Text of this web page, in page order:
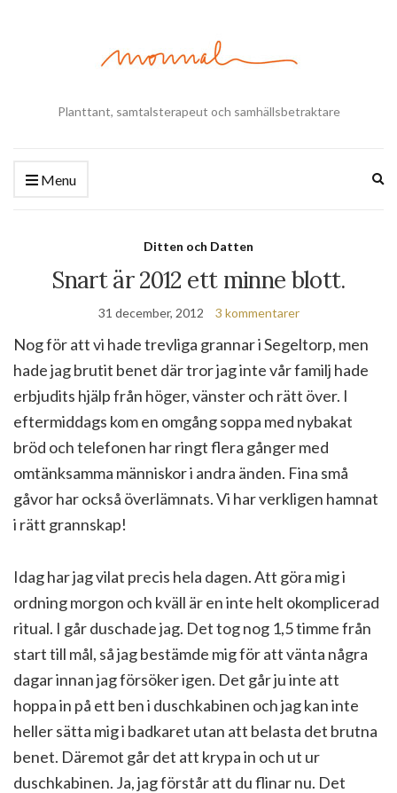
Planttant, samtalsterapeut och samhällsbetraktare
Menu
Ditten och Datten
Snart är 2012 ett minne blott.
31 december, 2012 3 kommentarer
Nog för att vi hade trevliga grannar i Segeltorp, men
hade jag brutit benet där tror jag inte vår familj hade
erbjudits hjälp från höger, vänster och rätt över. I
eftermiddags kom en omgång soppa med nybakat
bröd och telefonen har ringt flera gånger med
omtänksamma människor i andra änden. Fina små
gåvor har också överlämnats. Vi har verkligen hamnat
i rätt grannskap!
Idag har jag vilat precis hela dagen. Att göra mig i
ordning morgon och kväll är en inte helt okomplicerad
ritual. I går duschade jag. Det tog nog 1,5 timme från
start till mål, så jag bestämde mig för att vänta några
dagar innan jag försöker igen. Det går ju inte att
hoppa in på ett ben i duschkabinen och jag kan inte
heller sätta mig i badkaret utan att belasta det brutna
benet. Däremot går det att krypa in och ut ur
duschkabinen. Ja, jag förstår att du flinar nu. Det